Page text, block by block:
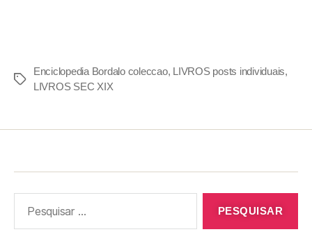
Enciclopedia Bordalo coleccao, LIVROS posts individuais,
LIVROS SEC XIX